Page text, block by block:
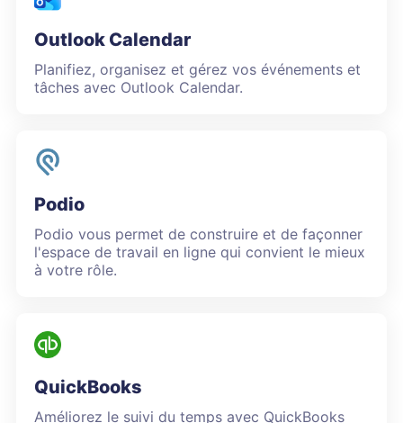
Outlook Calendar
Planifiez, organisez et gérez vos événements et
tâches avec Outlook Calendar.
Podio
Podio vous permet de construire et de façonner
l'espace de travail en ligne qui convient le mieux
à votre rôle.
QuickBooks
Améliorez le suivi du temps avec QuickBooks